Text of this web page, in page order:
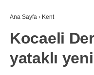
Ana Sayfa › Kent
Kocaeli
yataklı